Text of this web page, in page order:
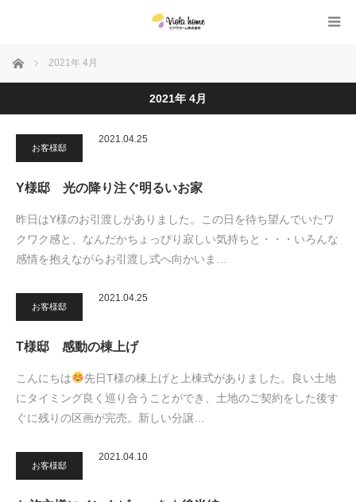
ホーム 2021年 4月
2021年 4月
お客様邸
2021.04.25
Y様邸 光の降り注ぐ明るいお家
昨日はY様のお引渡しがありました。この日を待ち望んでいたワ
クワク感と、なんだかちょっぴり寂しい気持ちと・・・いろんな
感情を抱えながらお引渡し式へ向かいま…
お客様邸
2021.04.25
T様邸 感動の棟上げ
こんにちは
先日T様の棟上げと上棟式がありました。良い土地
にタイミング良く巡り合うことができ、土地のご契約をした後す
ぐに残りの区画が完売。新しい分譲…
お客様邸
2021.04.10